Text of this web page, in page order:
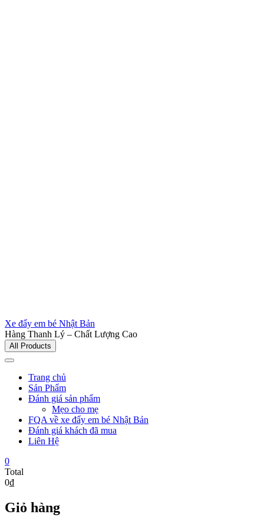
Xe đẩy em bé Nhật Bản
Hàng Thanh Lý – Chất Lượng Cao
All Products
Trang chủ
Sản Phẩm
Đánh giá sản phẩm
Mẹo cho mẹ
FQA về xe đẩy em bé Nhật Bản
Đánh giá khách đã mua
Liên Hệ
0
Total
0₫
Giỏ hàng